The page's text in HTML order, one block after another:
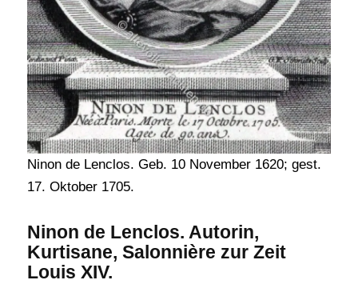
Ninon de Lenclos. Geb. 10 November 1620; gest.
17. Oktober 1705.
Ninon de Lenclos. Autorin,
Kurtisane, Salonnière zur Zeit
Louis XIV.